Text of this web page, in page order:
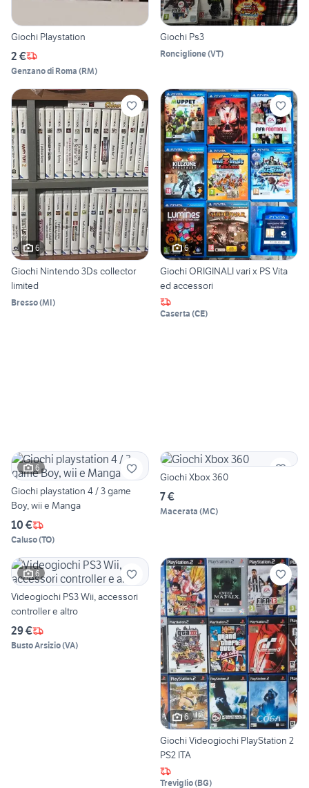
Giochi Playstation
2 €
Genzano di Roma (RM)
Giochi Ps3
Ronciglione(VT)
6
Giochi Nintendo 3Ds collector
limited
Bresso(MI)
6
Giochi ORIGINALI vari x PS Vita
ed accessori
Caserta (CE)
6
Giochi playstation 4 / 3 game
Boy, wii e Manga
10 €
Caluso(TO)
Giochi Xbox 360
7 €
Macerata (MC)
6
Videogiochi PS3 Wii, accessori
controller e altro
29 €
Busto Arsizio(VA)
6
Giochi Videogiochi PlayStation 2
PS2 ITA
Treviglio(BG)